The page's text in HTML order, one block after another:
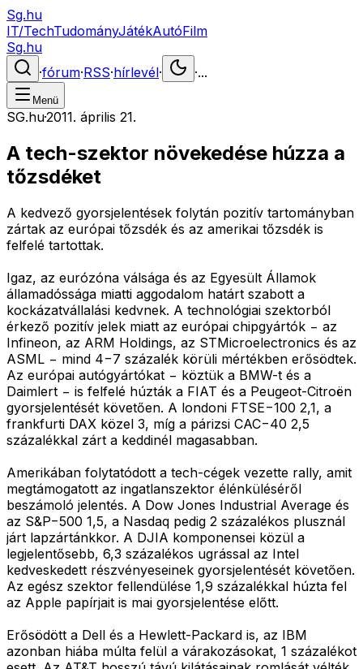
Sg.hu
IT/TechTudományJátékAutóFilm
Sg.hu
·fórum·RSS·hírlevél· ·...
Menü
SG.hu·2011. április 21.
A tech-szektor növekedése húzza a
tőzsdéket
A kedvező gyorsjelentések folytán pozitív tartományban
zártak az európai tőzsdék és az amerikai tőzsdék is
felfelé tartottak.
Igaz, az eurózóna válsága és az Egyesült Államok
államadóssága miatti aggodalom határt szabott a
kockázatvállalási kedvnek. A technológiai szektorból
érkező pozitív jelek miatt az európai chipgyártók − az
Infineon, az ARM Holdings, az STMicroelectronics és az
ASML − mind 4−7 százalék körüli mértékben erősödtek.
Az európai autógyártókat − köztük a BMW-t és a
Daimlert − is felfelé húzták a FIAT és a Peugeot-Citroën
gyorsjelentését követően. A londoni FTSE−100 2,1, a
frankfurti DAX közel 3, míg a párizsi CAC−40 2,5
százalékkal zárt a keddinél magasabban.
Amerikában folytatódott a tech-cégek vezette rally, amit
megtámogatott az ingatlanszektor élénküléséről
beszámoló jelentés. A Dow Jones Industrial Average és
az S&P−500 1,5, a Nasdaq pedig 2 százalékos plusznál
járt lapzártánkkor. A DJIA komponensei közül a
legjelentősebb, 6,3 százalékos ugrással az Intel
kedveskedett részvényeseinek gyorsjelentését követően.
Az egész szektor fellendülése 1,9 százalékkal húzta fel
az Apple papírjait is mai gyorsjelentése előtt.
Erősödött a Dell és a Hewlett-Packard is, az IBM
azonban hiába múlta felül a várakozásokat, 1 százalékot